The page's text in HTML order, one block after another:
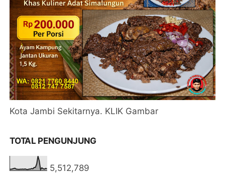
Kota Jambi Sekitarnya. KLIK Gambar
TOTAL PENGUNJUNG
5,512,789